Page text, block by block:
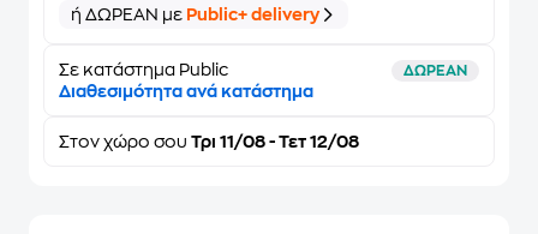
ή ΔΩΡΕΑΝ με Public+ delivery
Σε κατάστημα Public ΔΩΡΕΑΝ
Διαθεσιμότητα ανά κατάστημα
Στον χώρο σου Τρι 11/08 - Τετ 12/08